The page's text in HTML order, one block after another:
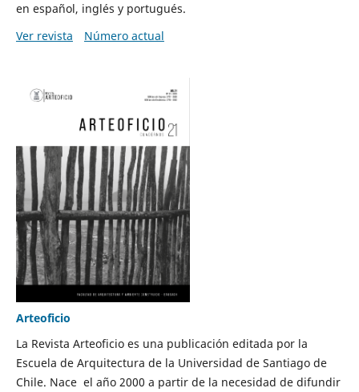
en español, inglés y portugués.
Ver revista
Número actual
Arteoficio
La Revista Arteoficio es una publicación editada por la
Escuela de Arquitectura de la Universidad de Santiago de
Chile. Nace el año 2000 a partir de la necesidad de difundir